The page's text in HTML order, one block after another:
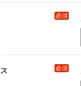
必須
必須